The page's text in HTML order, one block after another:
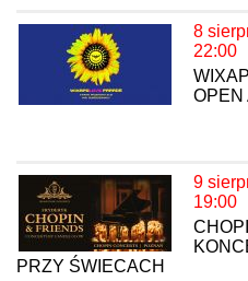
8
22:00
OPEN
9
19:00
PRZY ŚWIECACH